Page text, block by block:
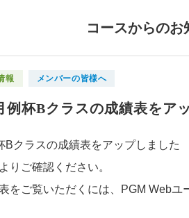
コースからのお
報 メンバーの皆様へ
例杯Bクラスの成績表をア
Bクラスの成績表をアップしました
りご確認ください。
をご覧いただくには、PGM Web